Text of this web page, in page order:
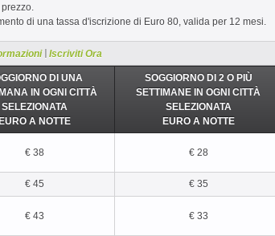
| Iscriviti Ora
prezzo.
di una tassa d'iscrizione di Euro 80, valida per 12 mesi.
DI UNA
IN OGNI CITTÀ
SELEZIONATA
EURO A NOTTE
SOGGIORNO DI 2 O PIÙ
SETTIMANE IN OGNI CITTÀ
SELEZIONATA
EURO A NOTTE
€ 38 € 28
€ 45 € 35
€ 43 € 33